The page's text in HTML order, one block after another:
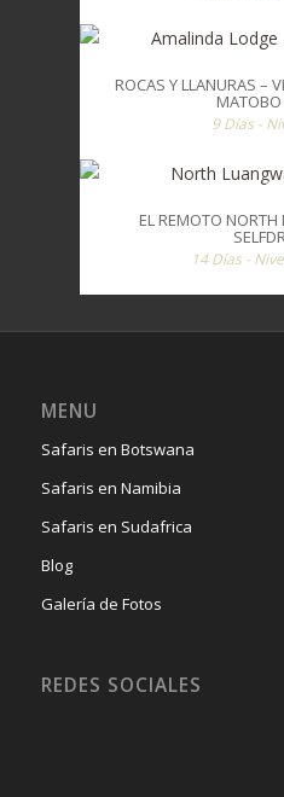
ROCAS Y LLANURAS –
MATOBO
9 Días -
EL REMOTO
14 Días -
MENU
Safaris en Botswana
Safaris en Namibia
Safaris en Sudafrica
Blog
Galería de Fotos
REDES SOCIALES